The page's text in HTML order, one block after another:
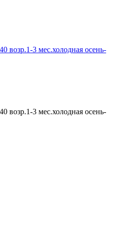
возр.1-3 мес.холодная осень-
возр.1-3 мес.холодная осень-